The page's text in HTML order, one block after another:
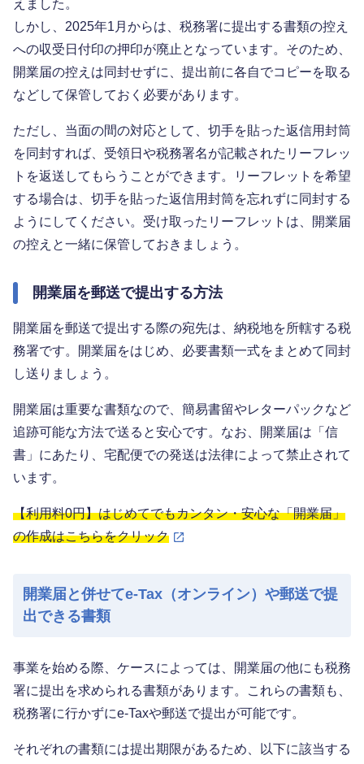
えました。
しかし、2025年1月からは、税務署に提出する書類の控え
への収受日付印の押印が廃止となっています。そのため、
開業届の控えは同封せずに、提出前に各自でコピーを取る
などして保管しておく必要があります。
ただし、当面の間の対応として、切手を貼った返信用封筒
を同封すれば、受領日や税務署名が記載されたリーフレッ
トを返送してもらうことができます。リーフレットを希望
する場合は、切手を貼った返信用封筒を忘れずに同封する
ようにしてください。受け取ったリーフレットは、開業届
の控えと一緒に保管しておきましょう。
開業届を郵送で提出する方法
開業届を郵送で提出する際の宛先は、納税地を所轄する税
務署です。開業届をはじめ、必要書類一式をまとめて同封
し送りましょう。
開業届は重要な書類なので、簡易書留やレターパックなど
追跡可能な方法で送ると安心です。なお、開業届は「信
書」にあたり、宅配便での発送は法律によって禁止されて
います。
【利用料0円】はじめてでもカンタン・安心な「開業届」
の作成はこちらをクリック
開業届と併せてe-Tax（オンライン）や郵送で提
出できる書類
事業を始める際、ケースによっては、開業届の他にも税務
署に提出を求められる書類があります。これらの書類も、
税務署に行かずにe-Taxや郵送で提出が可能です。
それぞれの書類には提出期限があるため、以下に該当する